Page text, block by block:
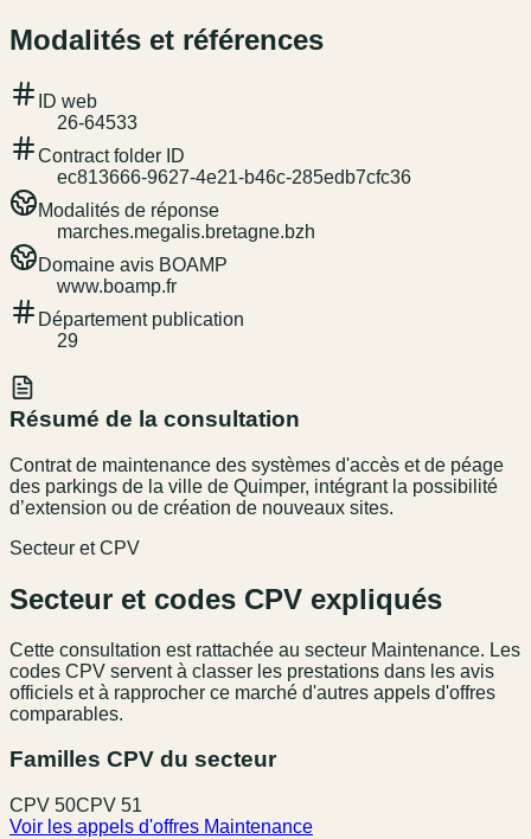
Modalités et références
ID web
26-64533
Contract folder ID
ec813666-9627-4e21-b46c-285edb7cfc36
Modalités de réponse
marches.megalis.bretagne.bzh
Domaine avis BOAMP
www.boamp.fr
Département publication
29
Résumé de la consultation
Contrat de maintenance des systèmes d'accès et de péage
des parkings de la ville de Quimper, intégrant la possibilité
d’extension ou de création de nouveaux sites.
Secteur et CPV
Secteur et codes CPV expliqués
Cette consultation est rattachée au secteur Maintenance. Les
codes CPV servent à classer les prestations dans les avis
officiels et à rapprocher ce marché d'autres appels d'offres
comparables.
Familles CPV du secteur
CPV 50CPV 51
Voir les appels d'offres Maintenance